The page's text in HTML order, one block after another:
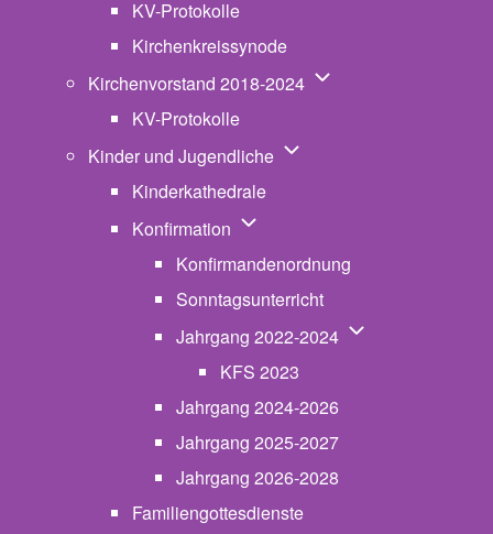
KV-Protokolle
Kirchenkreissynode
Kirchenvorstand 2018-2024 Unternavigation von
KV-Protokolle
Kinder und Jugendliche Unternavigation von
Kinderkathedrale
Konfirmation Unternavigation von
Konfirmandenordnung
Sonntagsunterricht
Jahrgang 2022-2024 Unternavigation
KFS 2023
Jahrgang 2024-2026
Jahrgang 2025-2027
Jahrgang 2026-2028
Familiengottesdienste